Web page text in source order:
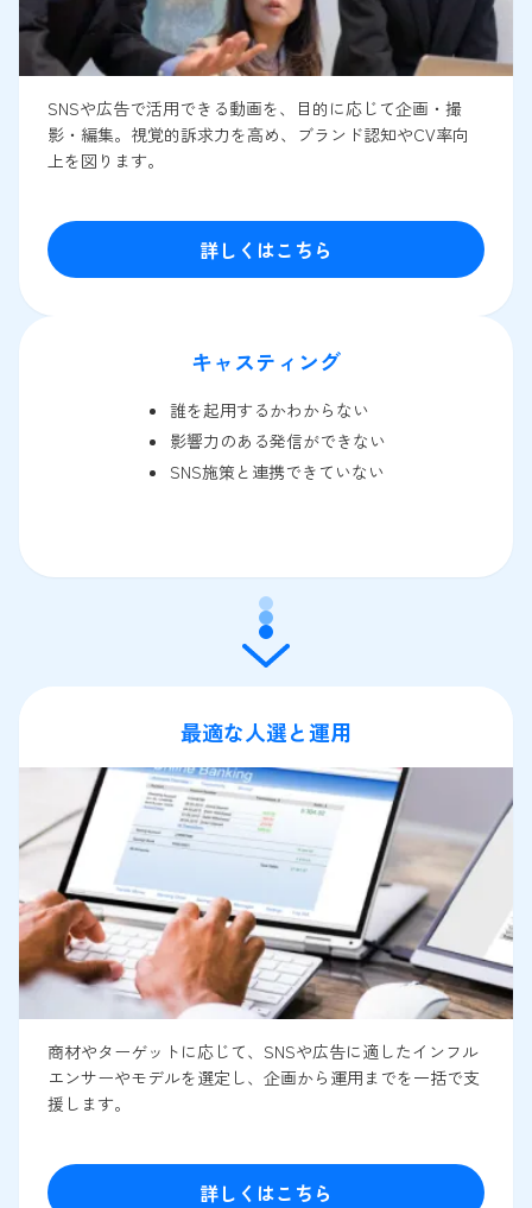
SNSや広告で活用できる動画を、目的に応じて企画・撮
影・編集。視覚的訴求力を高め、ブランド認知やCV率向
上を図ります。
詳しくはこちら
キャスティング
誰を起用するかわからない
影響力のある発信ができない
SNS施策と連携できていない
最適な人選と運用
商材やターゲットに応じて、SNSや広告に適したインフル
エンサーやモデルを選定し、企画から運用までを一括で支
援します。
詳しくはこちら